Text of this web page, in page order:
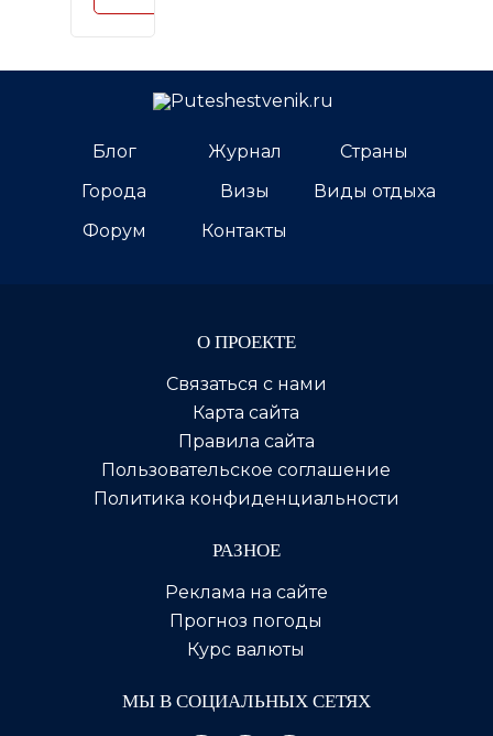
Блог Журнал
Страны
Города
Визы
Виды отдыха
Форум
Контакты
О ПРОЕКТЕ
Связаться с нами
Карта сайта
Правила сайта
Пользовательское соглашение
Политика конфиденциальности
РАЗНОЕ
Реклама на сайте
Прогноз погоды
Курс валюты
МЫ В СОЦИАЛЬНЫХ СЕТЯХ